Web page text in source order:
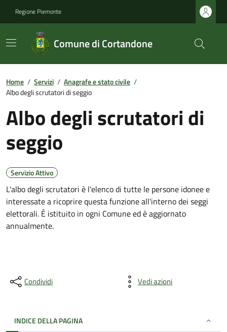
Regione Piemonte
Comune di Cortandone
Home / Servizi / Anagrafe e stato civile /
Albo degli scrutatori di seggio
Albo degli scrutatori di
seggio
Servizio Attivo
L'albo degli scrutatori è l'elenco di tutte le persone idonee e
interessate a ricoprire questa funzione all'interno dei seggi
elettorali. È istituito in ogni Comune ed è aggiornato
annualmente.
Condividi Vedi azioni
INDICE DELLA PAGINA